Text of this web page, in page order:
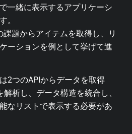
一緒に表示するアプリケーシ
。
題からアイテムを取得し、リ
ーションを例として挙げて進
2つのAPIからデータを取得
析し、データ構造を統合し、
なリストで表示する必要があ